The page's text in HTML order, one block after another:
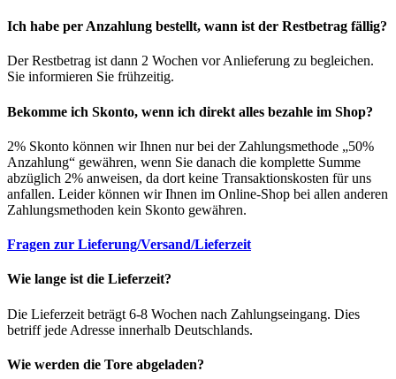
Ich habe per Anzahlung bestellt, wann ist der Restbetrag fällig?
Der Restbetrag ist dann 2 Wochen vor Anlieferung zu begleichen.
Sie informieren Sie frühzeitig.
Bekomme ich Skonto, wenn ich direkt alles bezahle im Shop?
2% Skonto können wir Ihnen nur bei der Zahlungsmethode „50%
Anzahlung“ gewähren, wenn Sie danach die komplette Summe
abzüglich 2% anweisen, da dort keine Transaktionskosten für uns
anfallen. Leider können wir Ihnen im Online-Shop bei allen anderen
Zahlungsmethoden kein Skonto gewähren.
Fragen zur Lieferung/Versand/Lieferzeit
Wie lange ist die Lieferzeit?
Die Lieferzeit beträgt 6-8 Wochen nach Zahlungseingang. Dies
betriff jede Adresse innerhalb Deutschlands.
Wie werden die Tore abgeladen?